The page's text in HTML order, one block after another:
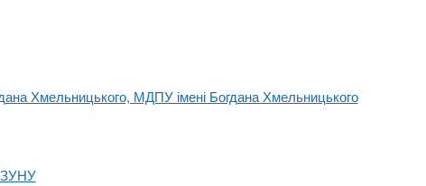
Хмельницького, МДПУ імені Богдана Хмельницького
ЗУНУ